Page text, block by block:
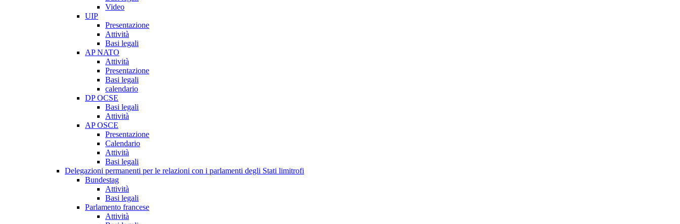
Video
UIP
Presentazione
Attività
Basi legali
AP NATO
Attività
Presentazione
Basi legali
calendario
DP OCSE
Basi legali
Attività
AP OSCE
Presentazione
Calendario
Attività
Basi legali
Delegazioni permanenti per le relazioni con i parlamenti degli Stati limitrofi
Bundestag
Attività
Basi legali
Parlamento francese
Attività